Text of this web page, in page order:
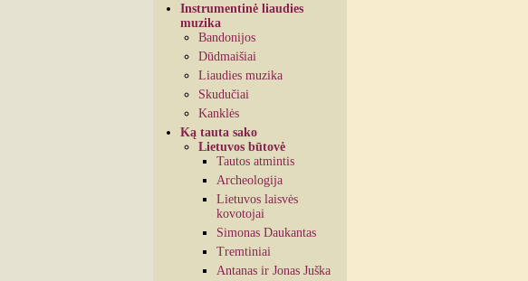
Instrumentinė liaudies
muzika
Bandonijos
Dūdmaišiai
Liaudies muzika
Skudučiai
Kanklės
Ką tauta sako
Lietuvos būtovė
Tautos atmintis
Archeologija
Lietuvos laisvės
kovotojai
Simonas Daukantas
Tremtiniai
Antanas ir Jonas Juška